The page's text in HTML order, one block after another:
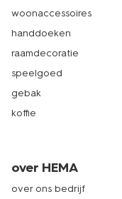
woonaccessoires
handdoeken
raamdecoratie
speelgoed
gebak
koffie
over HEMA
over ons bedrijf